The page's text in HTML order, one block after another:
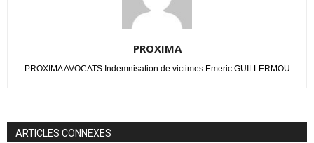
PROXIMA
PROXIMA AVOCATS Indemnisation de victimes Emeric GUILLERMOU
ARTICLES CONNEXES